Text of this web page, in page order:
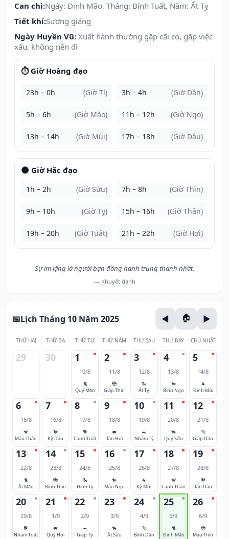
Can chi:Ngày: Đinh Mão, Tháng: Bính Tuất, Năm: Ất Tỵ
Tiết khí:Sương giáng
Ngày Huyền Vũ: Xuất hành thường gặp cãi cọ, gặp việc
xấu, không nên đi
⏱️ Giờ Hoàng đạo
23h – 0h (Giờ Tí) 3h – 4h (Giờ Dần)
5h – 6h (Giờ Mão) 11h – 12h (Giờ Ngọ)
13h – 14h (Giờ Mùi) 17h – 18h (Giờ Dậu)
🌑 Giờ Hắc đạo
1h – 2h (Giờ Sửu) 7h – 8h (Giờ Thìn)
9h – 10h (Giờ Tỵ) 15h – 16h (Giờ Thân)
19h – 20h (Giờ Tuất) 21h – 22h (Giờ Hợi)
Sự im lặng là người bạn đồng hành trung thành nhất.
— Khuyết danh
Lịch Tháng 10 Năm 2025
THỨ HAI THỨ BA THỨ TƯ THỨ NĂM THỨ SÁU THỨ BẢY CHỦ NHẬT
29 30 1
10/8
🐈
Quý Mão
2
11/8
🐉
Giáp Thìn
3
12/8
🐍
Ất Tỵ
4
13/8
🐎
Bính Ngọ
5
14/8
🐐
Đinh Mùi
6
15/8
🐒
Mậu Thân
7
16/8
🐓
Kỷ Dậu
8
17/8
🐕
Canh Tuất
9
18/8
🐖
Tân Hợi
10
19/8
🐀
Nhâm Tý
11
20/8
🐂
Quý Sửu
12
21/8
🐅
Giáp Dần
13
22/8
🐈
Ất Mão
14
23/8
🐉
Bính Thìn
15
24/8
🐍
Đinh Tỵ
16
25/8
🐎
Mậu Ngọ
17
26/8
🐐
Kỷ Mùi
18
27/8
🐒
Canh Thân
19
28/8
🐓
Tân Dậu
20
29/8
🐕
Nhâm Tuất
21
1/9
🐖
Quý Hợi
22
2/9
🐀
Giáp Tý
23
3/9
🐂
Ất Sửu
24
4/9
🐅
Bính Dần
25
5/9
🐈
Đinh Mão
26
6/9
🐉
Mậu Thìn